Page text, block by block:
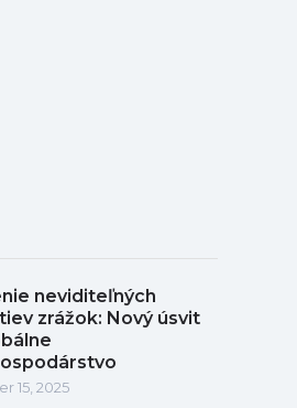
neviditeľných
zrážok: Nový úsvit
15, 2025